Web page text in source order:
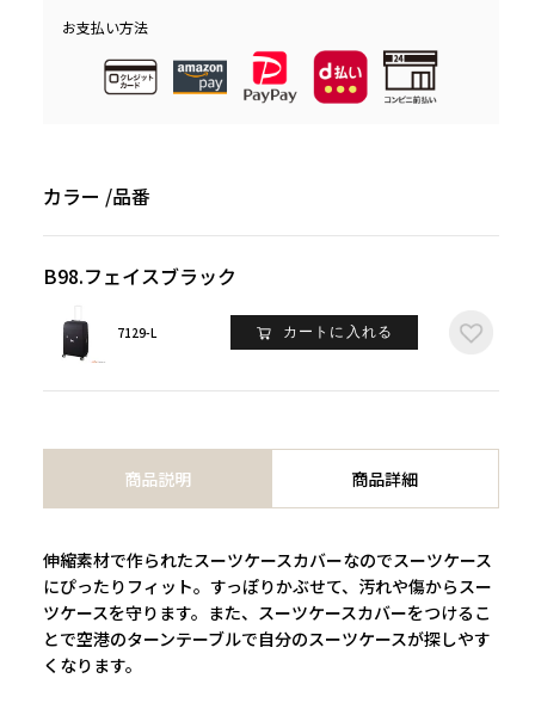
お支払い方法
カラー 品番
B98.フェイスブラック
7129-L カートに入れる
商品説明 商品詳細
伸縮素材で作られたスーツケースカバーなのでスーツケース
にぴったりフィット。すっぽりかぶせて、汚れや傷からスー
ツケースを守ります。また、スーツケースカバーをつけるこ
とで空港のターンテーブルで自分のスーツケースが探しやす
くなります。